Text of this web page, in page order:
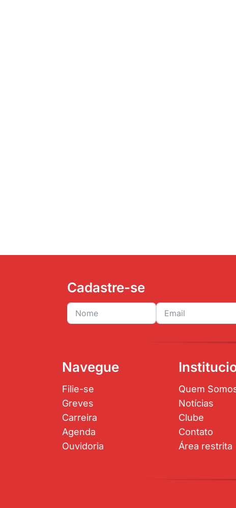
Cadastre-se
Navegue
Filie-se
Greves
Carreira
Agenda
Ouvidoria
Quem
Notícias
Clube
Contato
Área restrita